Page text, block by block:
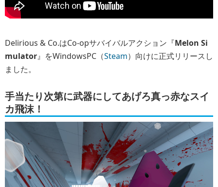
Delirious & Co.はCo-opサバイバルアクション『Melon Si
mulator』をWindowsPC（Steam）向けに正式リリースし
ました。
手当たり次第に武器にしてあげろ真っ赤なスイ
カ飛沫！